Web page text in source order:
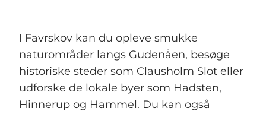
I Favrskov kan du opleve smukke
naturområder langs Gudenåen, besøge
historiske steder som Clausholm Slot eller
udforske de lokale byer som Hadsten,
Hinnerup og Hammel. Du kan også